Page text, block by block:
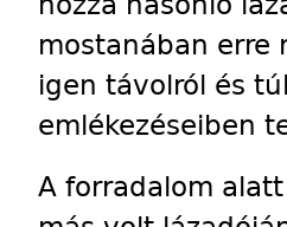
mostanában erre
igen távolról és
emlékezéseiben
A forradalom